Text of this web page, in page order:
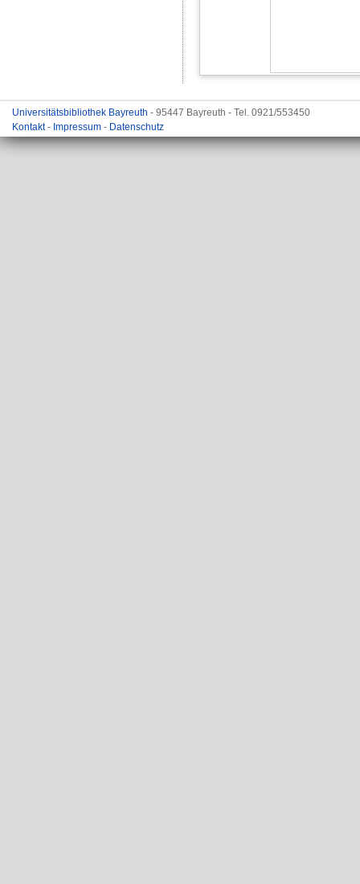
Universitätsbibliothek Bayreuth - 95447 Bayreuth - Tel. 0921/553450
Kontakt- Impressum - Datenschutz